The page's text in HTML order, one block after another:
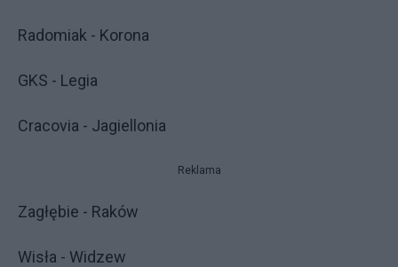
Radomiak - Korona
GKS - Legia
Cracovia - Jagiellonia
Reklama
Zagłębie - Raków
Wisła - Widzew